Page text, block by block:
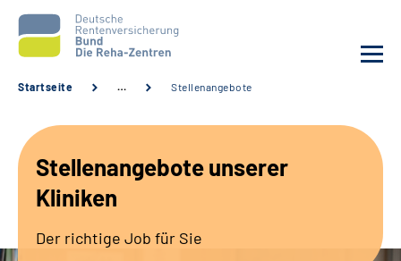
Unsere Kliniken
Startseite … Stellenangebote
Stellenangebote unserer
Kliniken
Der richtige Job für Sie